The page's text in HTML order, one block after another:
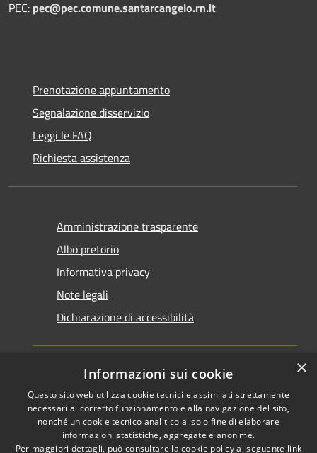
PEC: pec@pec.comune.santarcangelo.rn.it
Prenotazione appuntamento
Segnalazione disservizio
Leggi le FAQ
Richiesta assistenza
Amministrazione trasparente
Albo pretorio
Informativa privacy
Note legali
Dichiarazione di accessibilità
RSS
Accessibilità
Copyright © 2026 • Comune di
Santarcangelo di Romagna •
Powered byMunicipium
×
Informazioni sui cookie
Questo sito web utilizza cookie tecnici e assimilati strettamente
necessari al corretto funzionamento e alla navigazione del sito,
nonché un cookie tecnico analitico al solo fine di elaborare
informazioni statistiche, aggregate e anonime.
Per maggiori dettagli, può consultare la cookie policy al seguente link